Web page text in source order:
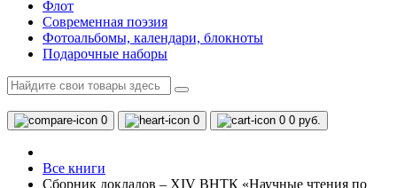
Флот
Современная поэзия
Фотоальбомы, календари, блокноты
Подарочные наборы
0 0 0 0 руб.
Все книги
Сборник докладов – XIV ВНТК «Научные чтения по